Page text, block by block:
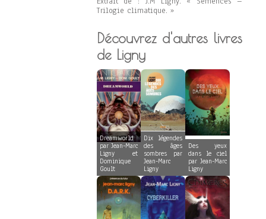
Trilogie climatique. »
Découvrez d'autres livres
de Ligny
Dreamworld
par Jean-Marc
Ligny et
Dominique
Goult
Dix légendes
des âges
sombres par
Jean-Marc
Ligny
Des yeux
dans le ciel
par Jean-Marc
Ligny